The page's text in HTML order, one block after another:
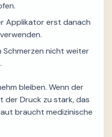
Applikator erst danach
Schmerzen nicht weiter
bleiben. Wenn der
der Druck zu stark, das
braucht medizinische